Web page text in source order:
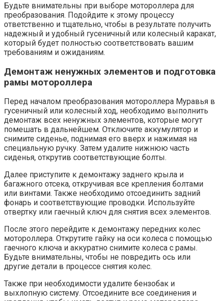
Будьте внимательны при выборе мотороллера для
преобразования. Подойдите к этому процессу
ответственно и тщательно, чтобы в результате получить
надежный и удобный гусеничный или колесный каракат,
который будет полностью соответствовать вашим
требованиям и ожиданиям.
Демонтаж ненужных элементов и подготовка
рамы мотороллера
Перед началом преобразования мотороллера Муравья в
гусеничный или колесный ход, необходимо выполнить
демонтаж всех ненужных элементов, которые могут
помешать в дальнейшем. Отключите аккумулятор и
снимите сиденье, поднимая его вверх и нажимая на
специальную ручку. Затем удалите нижнюю часть
сиденья, открутив соответствующие болты.
Далее приступите к демонтажу заднего крыла и
багажного отсека, откручивая все крепления болтами
или винтами. Также необходимо отсоединить задний
фонарь и соответствующие проводки. Используйте
отвертку или гаечный ключ для снятия всех элементов.
После этого перейдите к демонтажу передних колес
мотороллера. Открутите гайку на оси колеса с помощью
гаечного ключа и аккуратно снимите колеса с рамы.
Будьте внимательны, чтобы не повредить ось или
другие детали в процессе снятия колес.
Также при необходимости удалите бензобак и
выхлопную систему. Отсоедините все соединения и